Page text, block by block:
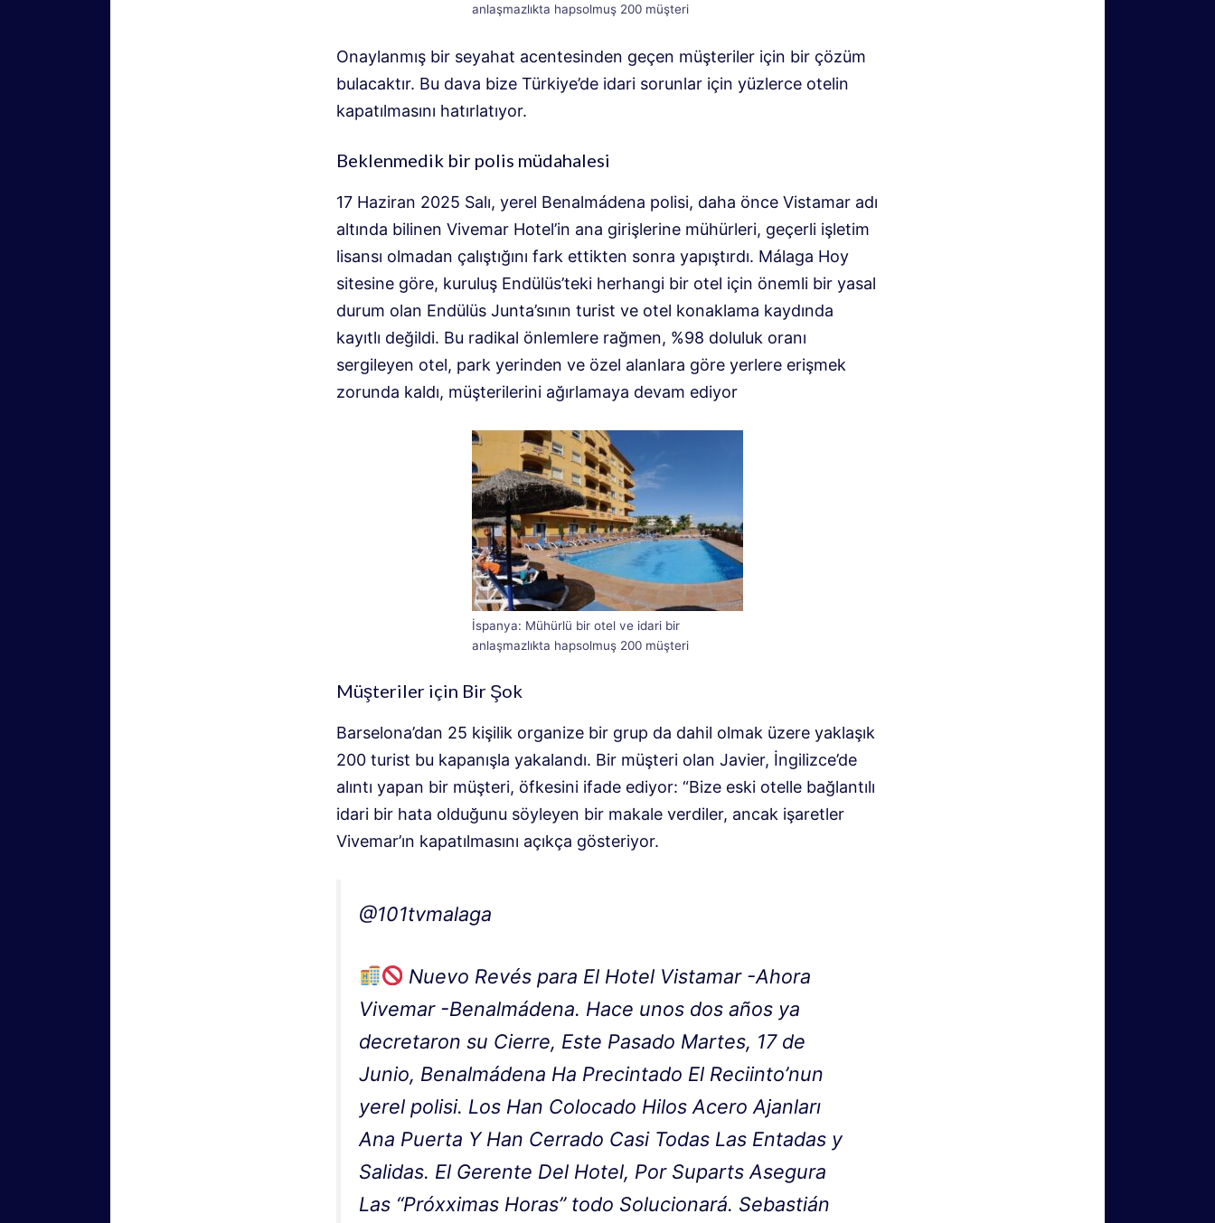
anlaşmazlıkta hapsolmuş 200 müşteri
Onaylanmış bir seyahat acentesinden geçen müşteriler için bir çözüm
bulacaktır. Bu dava bize Türkiye’de idari sorunlar için yüzlerce otelin
kapatılmasını hatırlatıyor.
Beklenmedik bir polis müdahalesi
17 Haziran 2025 Salı, yerel Benalmádena polisi, daha önce Vistamar adı
altında bilinen Vivemar Hotel’in ana girişlerine mühürleri, geçerli işletim
lisansı olmadan çalıştığını fark ettikten sonra yapıştırdı. Málaga Hoy
sitesine göre, kuruluş Endülüs’teki herhangi bir otel için önemli bir yasal
durum olan Endülüs Junta’sının turist ve otel konaklama kaydında
kayıtlı değildi. Bu radikal önlemlere rağmen, %98 doluluk oranı
sergileyen otel, park yerinden ve özel alanlara göre yerlere erişmek
zorunda kaldı, müşterilerini ağırlamaya devam ediyor
İspanya: Mühürlü bir otel ve idari bir
anlaşmazlıkta hapsolmuş 200 müşteri
Müşteriler için Bir Şok
Barselona’dan 25 kişilik organize bir grup da dahil olmak üzere yaklaşık
200 turist bu kapanışla yakalandı. Bir müşteri olan Javier, İngilizce’de
alıntı yapan bir müşteri, öfkesini ifade ediyor: “Bize eski otelle bağlantılı
idari bir hata olduğunu söyleyen bir makale verdiler, ancak işaretler
Vivemar’ın kapatılmasını açıkça gösteriyor.
@101tvmalaga
Nuevo Revés para El Hotel Vistamar -Ahora
Vivemar -Benalmádena. Hace unos dos años ya
decretaron su Cierre, Este Pasado Martes, 17 de
Junio, Benalmádena Ha Precintado El Reciinto’nun
yerel polisi. Los Han Colocado Hilos Acero Ajanları
Ana Puerta Y Han Cerrado Casi Todas Las Entadas y
Salidas. El Gerente Del Hotel, Por Suparts Asegura
Las “Próxximas Horas” todo Solucionará. Sebastián